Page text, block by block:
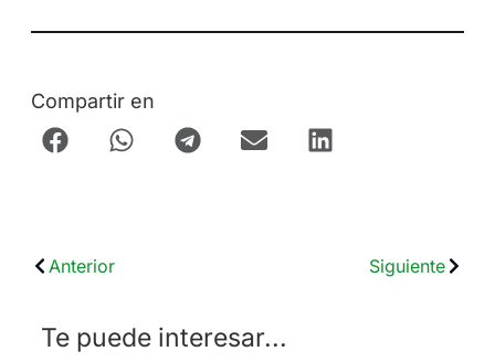
Compartir en
Anterior Siguiente
Te puede interesar...